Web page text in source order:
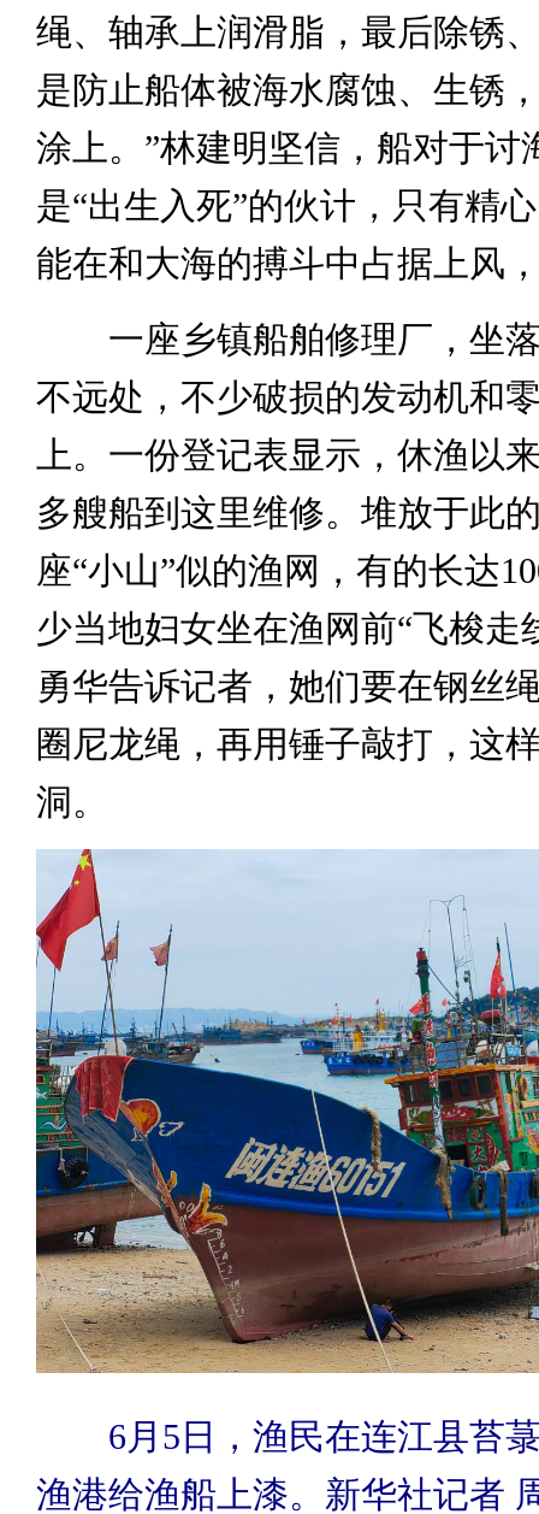
绳、轴承上润滑脂，最后除锈
是防止船体被海水腐蚀、生锈
涂上。”林建明坚信，船对于讨
是“出生入死”的伙计，只有精
能在和大海的搏斗中占据上风
一座乡镇船舶修理厂，坐落
不远处，不少破损的发动机和
上。一份登记表显示，休渔以
多艘船到这里维修。堆放于此
座“小山”似的渔网，有的长达
少当地妇女坐在渔网前“飞梭走
勇华告诉记者，她们要在钢丝
圈尼龙绳，再用锤子敲打，这
洞。
6月5日，渔民在连江县苔菉
渔港给渔船上漆。新华社记者